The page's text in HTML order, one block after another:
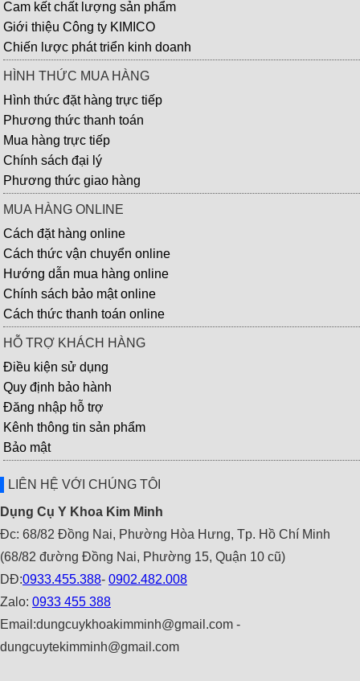
Cam kết chất lượng sản phẩm
Giới thiệu Công ty KIMICO
Chiến lược phát triển kinh doanh
HÌNH THỨC MUA HÀNG
Hình thức đặt hàng trực tiếp
Phương thức thanh toán
Mua hàng trực tiếp
Chính sách đại lý
Phương thức giao hàng
MUA HÀNG ONLINE
Cách đặt hàng online
Cách thức vận chuyển online
Hướng dẫn mua hàng online
Chính sách bảo mật online
Cách thức thanh toán online
HỖ TRỢ KHÁCH HÀNG
Điều kiện sử dụng
Quy định bảo hành
Đăng nhập hỗ trợ
Kênh thông tin sản phẩm
Bảo mật
LIÊN HỆ VỚI CHÚNG TÔI
Dụng Cụ Y Khoa Kim Minh
Đc: 68/82 Đồng Nai, Phường Hòa Hưng, Tp. Hồ Chí Minh
(68/82 đường Đồng Nai, Phường 15, Quận 10 cũ)
DĐ:0933.455.388- 0902.482.008
Zalo: 0933 455 388
Email:dungcuykhoakimminh@gmail.com -
dungcuytekimminh@gmail.com